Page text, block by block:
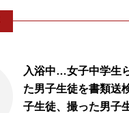
入浴中…女子中学生
た男子生徒を書類
子生徒、撮った男子